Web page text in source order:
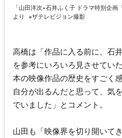
「山田洋次×石井ふく子 ドラマ特別企
より
※ザテレビジョン撮影
高橋は「作品に入る前に、石
を参考にいろいろ見させてい
本の映像作品の歴史をすごく
自分が出るんだと思って、気
でいました」とコメント。
山田も「映像界を切り開いて